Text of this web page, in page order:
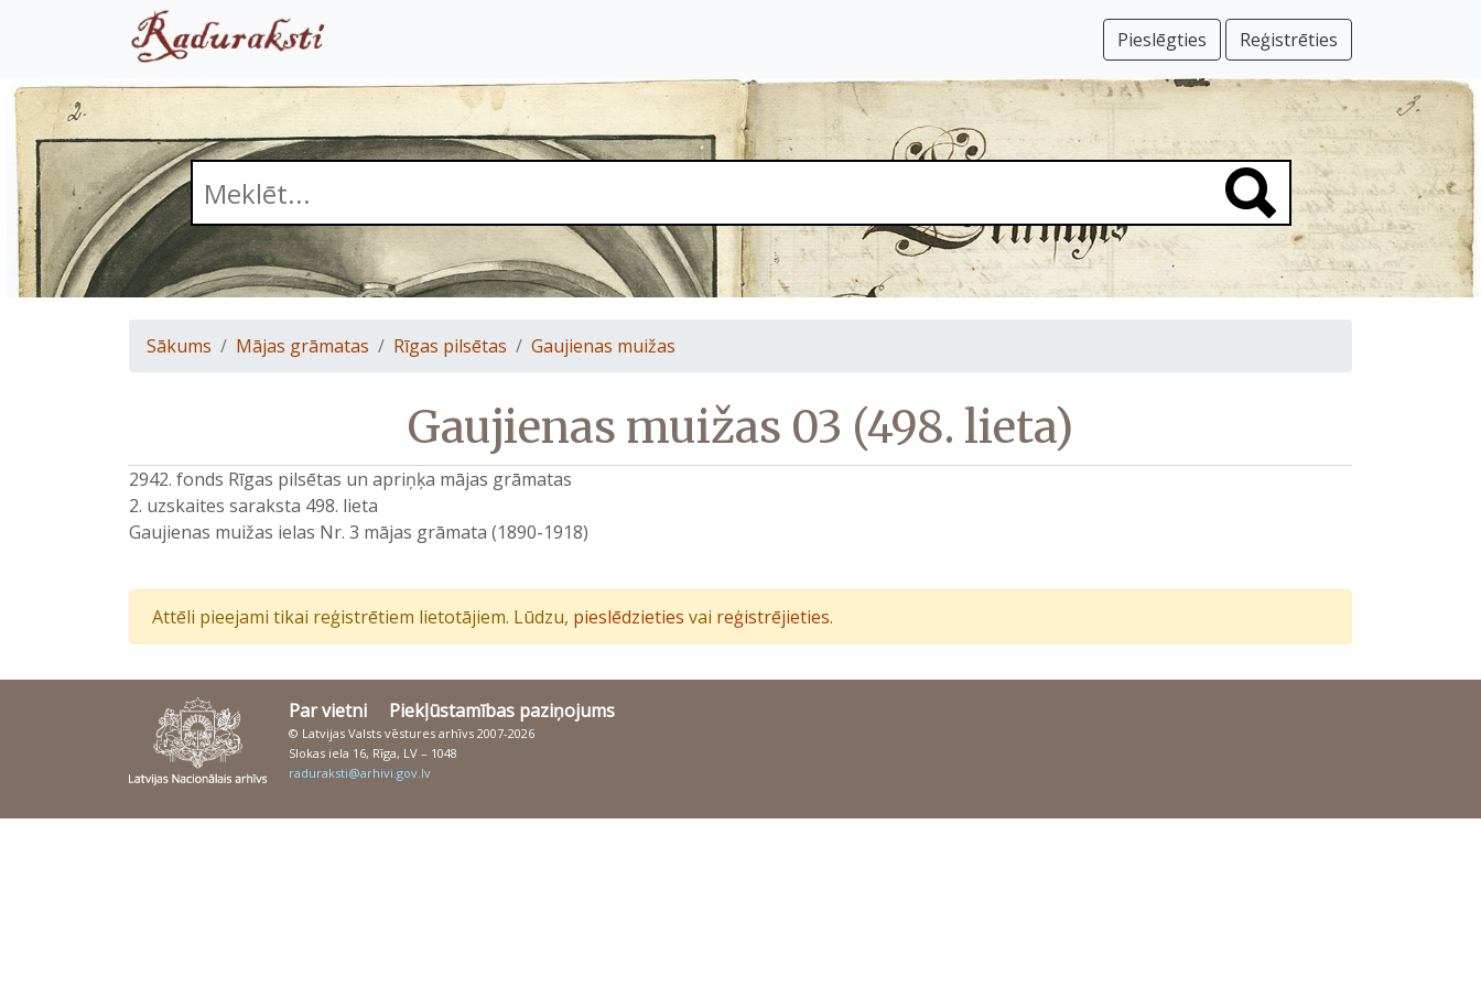
Pieslēgties Reģistrēties
Sākums Mājas grāmatas Rīgas pilsētas Gaujienas muižas
Gaujienas muižas 03 (498. lieta)
2942. fonds Rīgas pilsētas un apriņķa mājas grāmatas
2. uzskaites saraksta 498. lieta
Gaujienas muižas ielas Nr. 3 mājas grāmata (1890-1918)
Attēli pieejami tikai reģistrētiem lietotājiem. Lūdzu, pieslēdzieties vai reģistrējieties.
Par vietni Piekļūstamības paziņojums
© Latvijas Valsts vēstures arhīvs 2007-2026
Slokas iela 16, Rīga, LV – 1048
raduraksti@arhivi.gov.lv